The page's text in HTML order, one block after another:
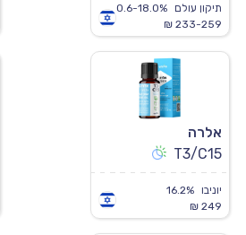
תיקון עולם
0.6-18.0%
233-259 ₪
אלרה
T3/C15
יוניבו
16.2%
249 ₪